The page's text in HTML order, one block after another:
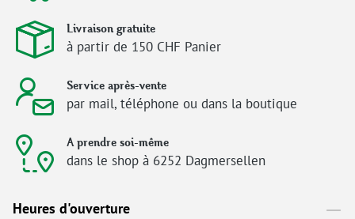
Livraison gratuite
à partir de 150 CHF Panier
Service après-vente
par mail, téléphone ou dans la boutique
A prendre soi-même
dans le shop à 6252 Dagmersellen
Heures d'ouverture